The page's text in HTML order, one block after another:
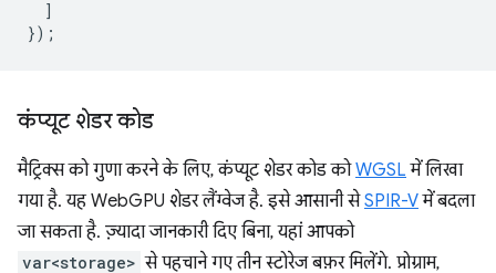
]
});
कंप्यूट शेडर कोड
मैट्रिक्स को गुणा करने के लिए, कंप्यूट शेडर कोड कोWGSL में लिखा
गया है. यह WebGPU शेडर लैंग्वेज है. इसे आसानी सेSPIR-Vमें बदला
जा सकता है. ज़्यादा जानकारी दिए बिना, यहां आपको
var<storage> से पहचाने गए तीन स्टोरेज बफ़र मिलेंगे. प्रोग्राम,